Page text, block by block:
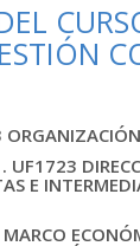
UF1723
E